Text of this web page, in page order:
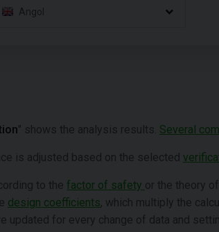
Angol
" shows the analysis results. Several
is adjusted based on the selected
to the factor of safety or the theory
design coefficients, which multiply the
updated for every change of data and